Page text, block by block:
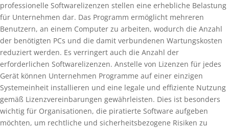
professionelle Softwarelizenzen stellen eine erhebliche Belastung
für Unternehmen dar. Das Programm ermöglicht mehreren
Benutzern, an einem Computer zu arbeiten, wodurch die Anzahl
der benötigten PCs und die damit verbundenen Wartungskosten
reduziert werden. Es verringert auch die Anzahl der
erforderlichen Softwarelizenzen. Anstelle von Lizenzen für jedes
Gerät können Unternehmen Programme auf einer einzigen
Systemeinheit installieren und eine legale und effiziente Nutzung
gemäß Lizenzvereinbarungen gewährleisten. Dies ist besonders
wichtig für Organisationen, die piratierte Software aufgeben
möchten, um rechtliche und sicherheitsbezogene Risiken zu